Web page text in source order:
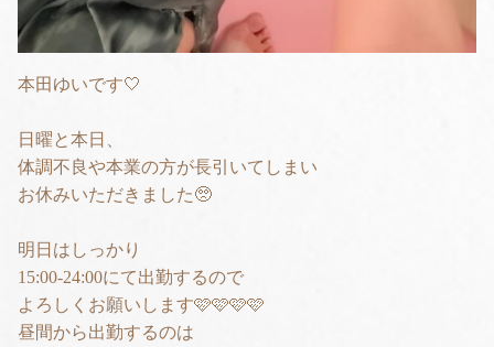
本田ゆいです🤍
日曜と本日、
体調不良や本業の方が長引いてしまい
お休みいただきました🥺
明日はしっかり
15:00-24:00にて出勤するので
よろしくお願いします🩷🩷🩷🩷
昼間から出勤するのは